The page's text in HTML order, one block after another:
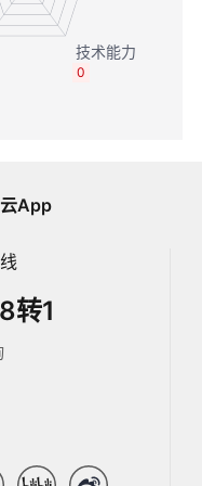
0
App
转1